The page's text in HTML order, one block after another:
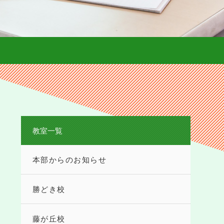
教室一覧
本部からのお知らせ
勝どき校
藤が丘校